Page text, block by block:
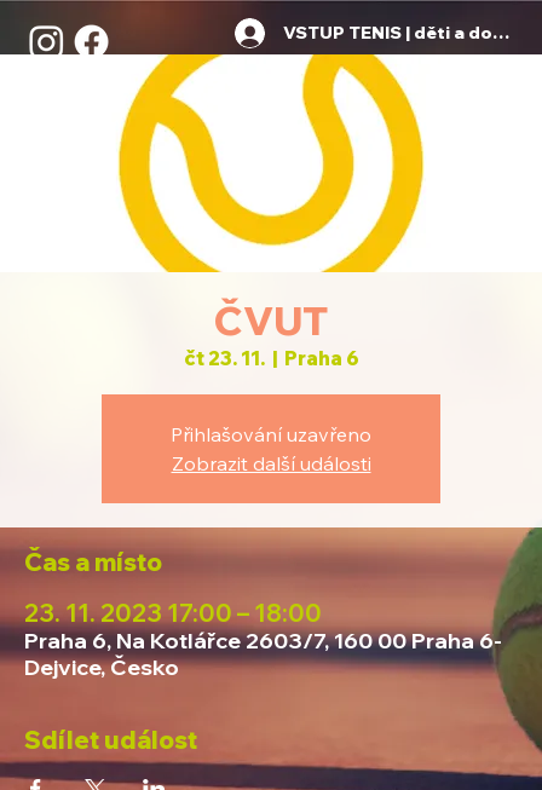
VSTUP TENIS | děti a dospělí
ČVUT
čt 23. 11.
  |
Praha 6
Přihlašování uzavřeno
Zobrazit další události
Čas a místo
23. 11. 2023 17:00 – 18:00
Praha 6, Na Kotlářce 2603/7, 160 00 Praha 6-
Dejvice, Česko
Sdílet událost